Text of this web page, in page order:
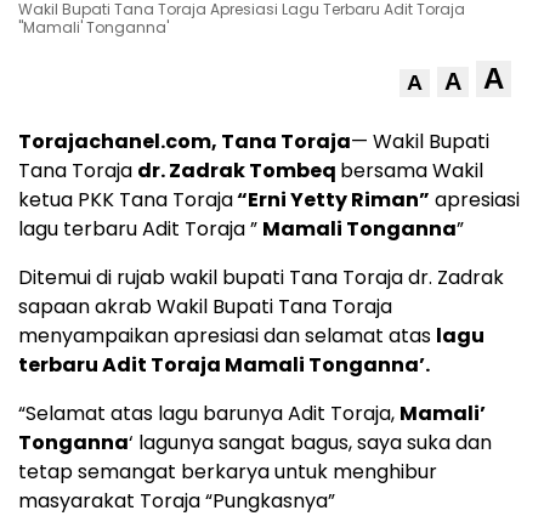
Wakil Bupati Tana Toraja Apresiasi Lagu Terbaru Adit Toraja
"Mamali' Tonganna'
A A A
Torajachanel.com, Tana Toraja— Wakil Bupati
Tana Toraja dr. Zadrak Tombeq bersama Wakil
ketua PKK Tana Toraja“Erni Yetty Riman” apresiasi
lagu terbaru Adit Toraja ” Mamali Tonganna”
Ditemui di rujab wakil bupati Tana Toraja dr. Zadrak
sapaan akrab Wakil Bupati Tana Toraja
menyampaikan apresiasi dan selamat atas lagu
terbaru Adit Toraja Mamali Tonganna’.
“Selamat atas lagu barunya Adit Toraja, Mamali’
Tonganna‘ lagunya sangat bagus, saya suka dan
tetap semangat berkarya untuk menghibur
masyarakat Toraja “Pungkasnya”